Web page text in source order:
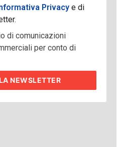
Privacy e di
di comunicazioni
per conto di
NEWSLETTER